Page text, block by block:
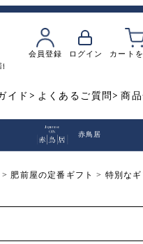
会員登録 ログイン カート
飲み比べ
イド よくあるご質問 商
赤鳥居
肥前屋の定番ギフト 特別なギ